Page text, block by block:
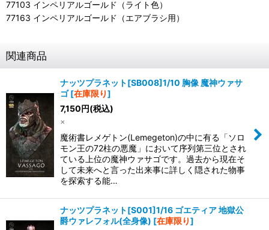
77103 インペリアルゴールド（ライト色）
77163 インペリアルゴールド（エアブラシ用）
関連商品
ナッツプラネット[SB008]1/10 胸像 魔神ウァサ
ゴ [在庫限り]
7,150円(税込)
×
魔術書レメゲトン(Lemegeton)の中に有る「ソロ
モン王の72柱の悪魔」において序列第三位とされ
ている上位の魔神ウァサゴです。過去から現在そ
して未来へと言った出来事に詳しく隠された物事
を探索する能…
ナッツプラネット[S001]1/16 ゴエティア 地獄公
爵ウァレフォル(全身像) [在庫限り]